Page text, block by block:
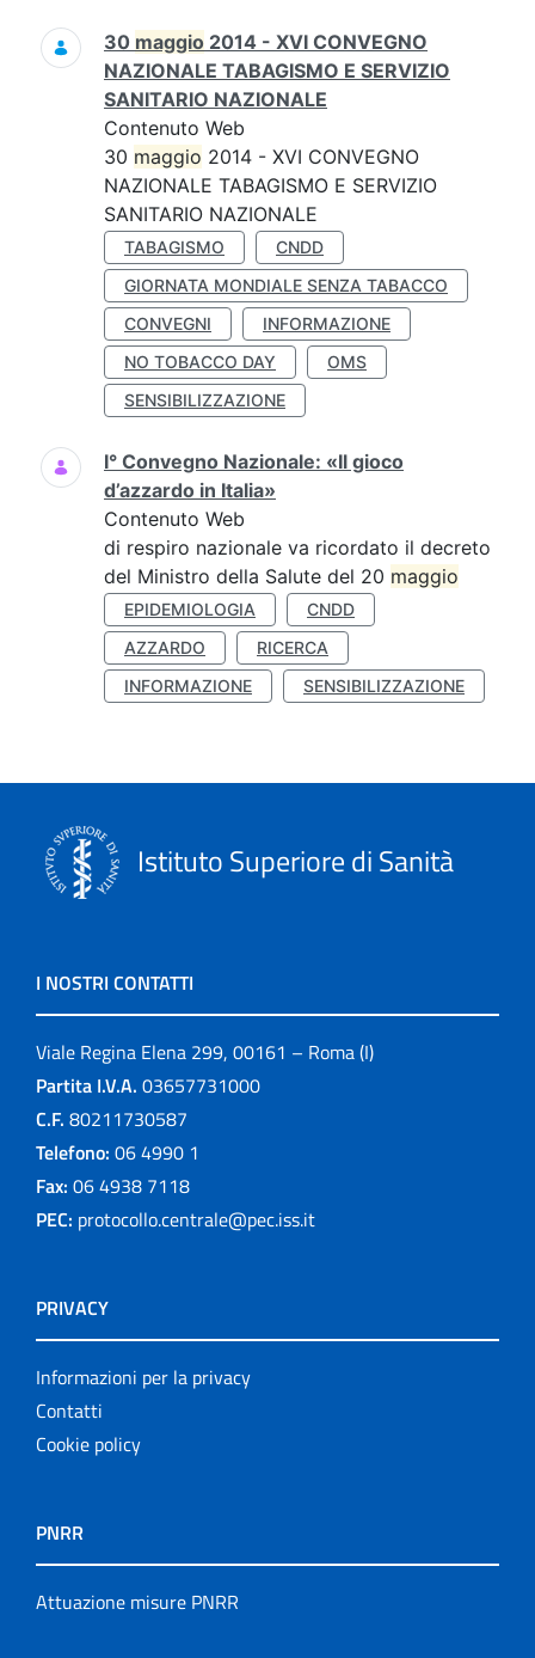
Ricerca
30 maggio 2014 - XVI CONVEGNO
NAZIONALE TABAGISMO E SERVIZIO
SANITARIO NAZIONALE
Contenuto Web
30 maggio 2014 - XVI CONVEGNO
NAZIONALE TABAGISMO E SERVIZIO
SANITARIO NAZIONALE
TABAGISMO
CNDD
GIORNATA MONDIALE SENZA TABACCO
CONVEGNI
INFORMAZIONE
NO TOBACCO DAY
OMS
SENSIBILIZZAZIONE
I° Convegno Nazionale: «Il gioco
d’azzardo in Italia»
Contenuto Web
di respiro nazionale va ricordato il decreto
del Ministro della Salute del 20 maggio
EPIDEMIOLOGIA
CNDD
AZZARDO
RICERCA
INFORMAZIONE
SENSIBILIZZAZIONE
Istituto Superiore di Sanità
I NOSTRI CONTATTI
Viale Regina Elena 299, 00161 – Roma (I)
Partita I.V.A. 03657731000
C.F. 80211730587
Telefono: 06 4990 1
Fax: 06 4938 7118
PEC: protocollo.centrale@pec.iss.it
PRIVACY
Informazioni per la privacy
Contatti
Cookie policy
PNRR
Attuazione misure PNRR